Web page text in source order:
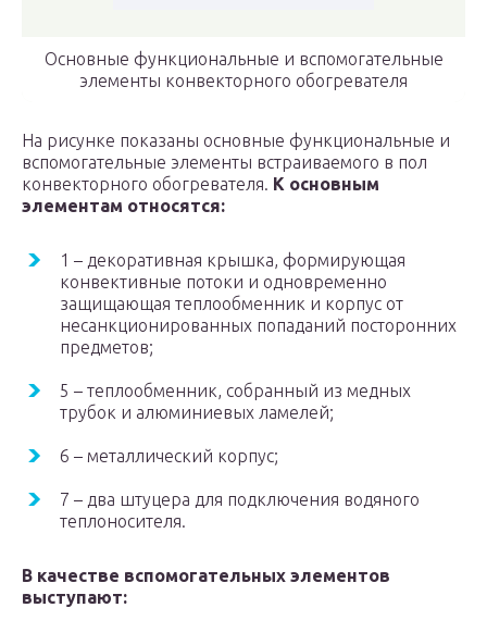
Основные функциональные и вспомогательные
элементы конвекторного обогревателя
На рисунке показаны основные функциональные и
вспомогательные элементы встраиваемого в пол
конвекторного обогревателя. К основным
элементам относятся:
1 – декоративная крышка, формирующая
конвективные потоки и одновременно
защищающая теплообменник и корпус от
несанкционированных попаданий посторонних
предметов;
5 – теплообменник, собранный из медных
трубок и алюминиевых ламелей;
6 – металлический корпус;
7 – два штуцера для подключения водяного
теплоносителя.
В качестве вспомогательных элементов
выступают: